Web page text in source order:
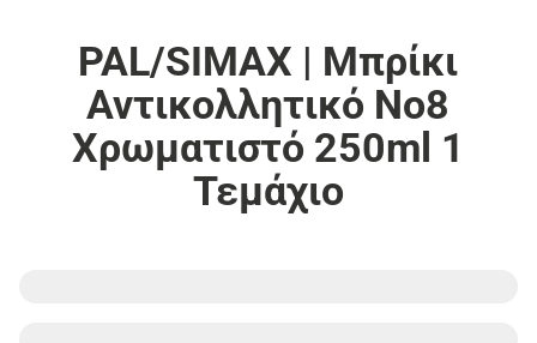
PAL/SIMAX | Μπρίκι
Αντικολλητικό Νο8
Χρωματιστό 250ml 1
Τεμάχιο